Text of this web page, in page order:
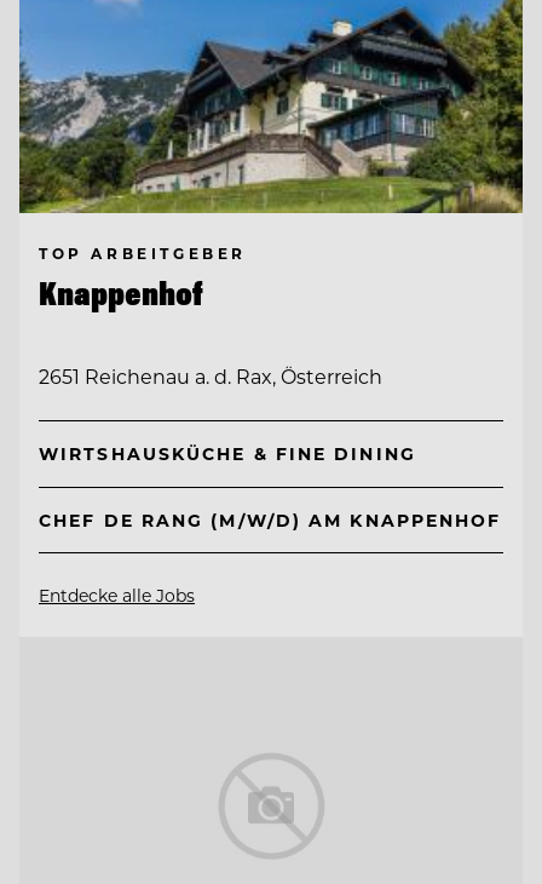
TOP ARBEITGEBER
Knappenhof
2651 Reichenau a. d. Rax, Österreich
WIRTSHAUSKÜCHE & FINE DINING
CHEF DE RANG (M/W/D) AM KNAPPENHOF
Entdecke alle Jobs